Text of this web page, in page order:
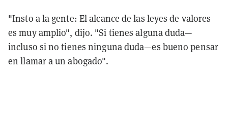
"Insto a la gente: El alcance de las leyes de valores
es muy amplio", dijo. "Si tienes alguna duda—
incluso si no tienes ninguna duda—es bueno pensar
en llamar a un abogado".